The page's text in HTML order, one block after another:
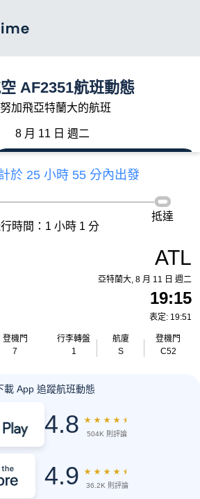
AF2351航班動態
加飛亞特蘭大的航班
8 月 11 日 週二
於 25 小時 55 分內出發
登機門
7
時間：1 小時 1 分
抵達
ATL
亞特蘭大, 8 月 11 日 週二
19:15
表定: 19:51
行李轉盤
1
航廈
S
登機門
C52
載 App 追蹤航班動態
4.8 ★ ★ ★ ★ ★
504K 則評論
4.9 ★ ★ ★ ★ ★
36.2K 則評論